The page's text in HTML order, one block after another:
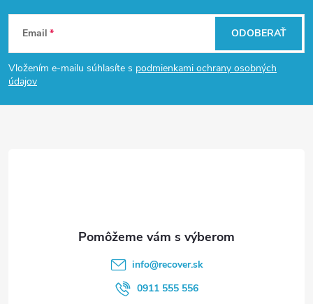
Z
á
p
Email
Vložením e-mailu súhlasíte s podmienkami ochrany osobných
údajov
ODOBERAŤ
info@recover.sk
0911 555 556